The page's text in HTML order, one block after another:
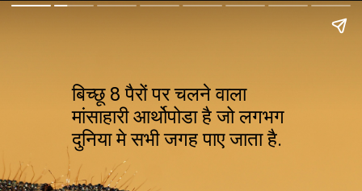
बिच्छू 8 पैरों पर चलने वाला
मांसाहारी आर्थोपोडा है जो लगभग
दुनिया मे सभी जगह पाए जाता है.